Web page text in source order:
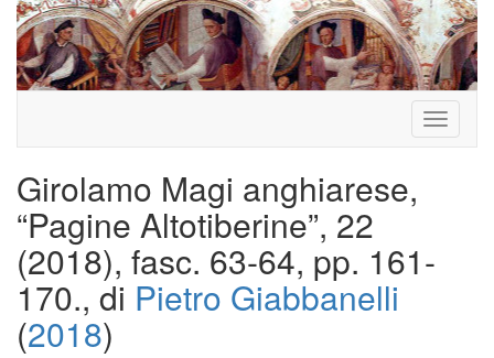
Toggle
Girolamo Magi anghiarese,
“Pagine Altotiberine”, 22
(2018), fasc. 63-64, pp. 161-
170., di Pietro Giabbanelli
(2018)